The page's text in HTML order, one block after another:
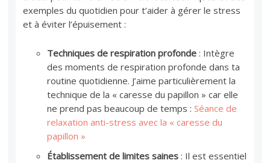
exemples du quotidien pour t’aider à gérer le stress
et à éviter l’épuisement :
Techniques de respiration profonde : Intègre
des moments de respiration profonde dans ta
routine quotidienne. J’aime particulièrement la
technique de la « caresse du papillon » car elle
ne prend pas beaucoup de temps :Séance de
relaxation anti-stress avec la « caresse du
papillon »
Établissement de limites saines : Il est essentiel